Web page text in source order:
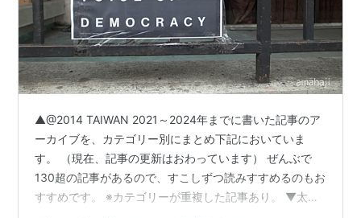
▲@2014 TAIWAN 2021～2024年までに書いた記事のア
ーカイブを、カテゴリー別にまとめ下記においていま
す。 （現在、記事の更新はおわっています） ぜんぶで
130超の記事があるので、すこしずつ読みすすめるのもお
すすめです。 ※カテゴリーが重複した記事あり。 ▼太陽